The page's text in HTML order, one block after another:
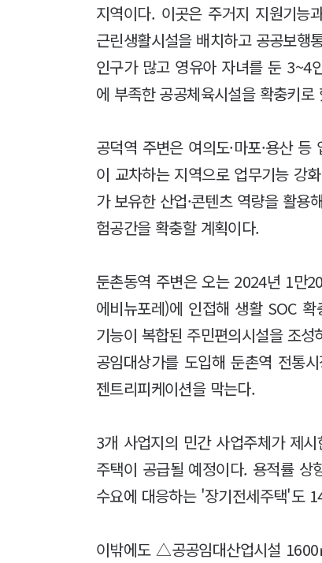
지역이다. 이곳은 주거지 지원기능
근린생활시설을 배치하고 공공보행
인구가 많고 영유아 자녀를 둔 3~4
에 부족한 공공체육시설을 확충키로
공덕역 주변은 여의도·마포·용산 등
이 교차하는 지역으로 업무기능 강
가 보유한 산업·콘텐츠 역량을 활용
험공간을 확충할 계획이다.
둔촌동역 주변은 오는 2024년 1만
에비뉴포레)에 인접해 생활 SOC 확
기능이 복합된 주민편의시설을 조
공임대상가를 도입해 둔촌역 전통
젠트리피케이션을 막는다.
3개 사업지의 민간 사업주체가 제
주택이 공급될 예정이다. 용적률
수요에 대응하는 '장기전세주택'도
이밖에도 △공공임대산업시설